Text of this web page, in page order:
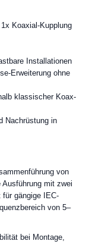
Koaxial-Kupplung
Installationen
Erweiterung ohne
klassischer Koax-
Nachrüstung in
von
Ausführung mit zwei
für gängige IEC-
von 5–
bei Montage,